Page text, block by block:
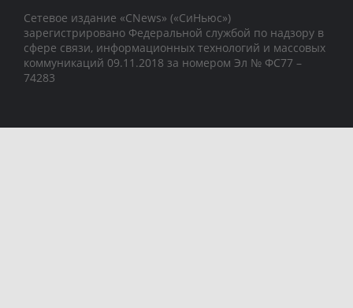
Сетевое издание «CNews» («СиНьюс»)
зарегистрировано Федеральной службой по надзору в
сфере связи, информационных технологий и массовых
коммуникаций 09.11.2018 за номером Эл № ФС77 –
74283